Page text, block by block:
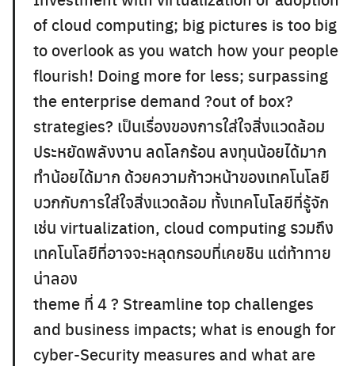
of cloud computing; big pictures is too big
to overlook as you watch how your people
flourish! Doing more for less; surpassing
the enterprise demand ?out of box?
strategies? เป็นเรื่องของการใส่ใจสิ่งแวดล้อม
ประหยัดพลังงาน ลดโลกร้อน ลงทุนน้อยได้มาก
ทำน้อยได้มาก ด้วยความก้าวหน้าของเทคโนโลยี
บวกกับการใส่ใจสิ่งแวดล้อม ทั้งเทคโนโลยีที่รู้จัก
เช่น virtualization, cloud computing รวมถึง
เทคโนโลยีที่อาจจะหลุดกรอบที่เคยชิน แต่ท้าทาย
น่าลอง
theme ที่ 4 ? Streamline top challenges
and business impacts; what is enough for
cyber-Security measures and what are